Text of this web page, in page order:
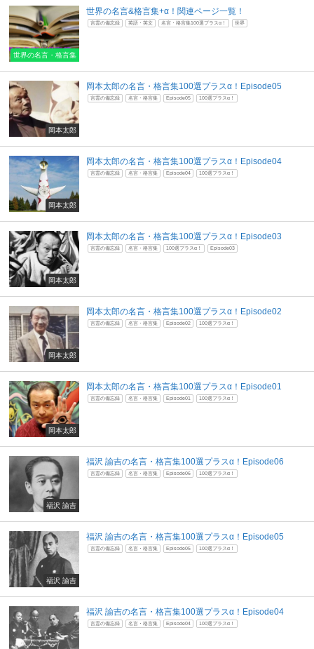
世界の名言・格言集
世界の名言&格言集+α！関連ページ一覧！
言霊の備忘録 英語・英文 名言・格言集100選プラスα！ 世界
岡本太郎
岡本太郎の名言・格言集100選プラスα！Episode05
言霊の備忘録 名言・格言集 Episode05 100選プラスα！
岡本太郎
岡本太郎の名言・格言集100選プラスα！Episode04
言霊の備忘録 名言・格言集 Episode04 100選プラスα！
岡本太郎
岡本太郎の名言・格言集100選プラスα！Episode03
言霊の備忘録 名言・格言集 100選プラスα！ Episode03
岡本太郎
岡本太郎の名言・格言集100選プラスα！Episode02
言霊の備忘録 名言・格言集 Episode02 100選プラスα！
岡本太郎
岡本太郎の名言・格言集100選プラスα！Episode01
言霊の備忘録 名言・格言集 Episode01 100選プラスα！
福沢 諭吉
福沢 諭吉の名言・格言集100選プラスα！Episode06
言霊の備忘録 名言・格言集 Episode06 100選プラスα！
福沢 諭吉
福沢 諭吉の名言・格言集100選プラスα！Episode05
言霊の備忘録 名言・格言集 Episode05 100選プラスα！
福沢 諭吉の名言・格言集100選プラスα！Episode04
言霊の備忘録 名言・格言集 Episode04 100選プラスα！